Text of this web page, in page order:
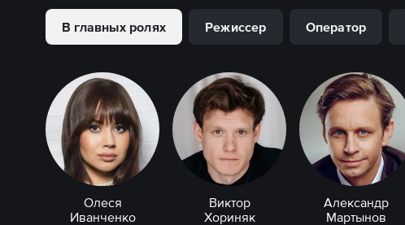
В главных ролях Режиссер Оператор
Олеся
Иванченко
Виктор
Хориняк
Александр
Мартынов